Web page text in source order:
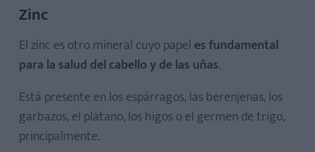
Zinc
El zinc es otro mineral cuyo papel es fundamental
para la salud del cabello y de las uñas.
Está presente en los espárragos, las berenjenas, los
garbazos, el plátano, los higos o el germen de trigo,
principalmente.